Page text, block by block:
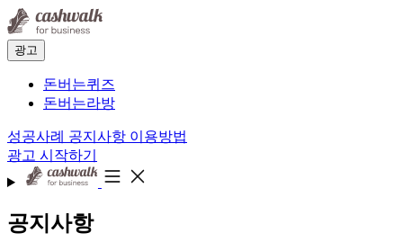
광고
돈버는퀴즈
돈버는라방
성공사례 공지사항 이용방법
광고 시작하기
공지사항